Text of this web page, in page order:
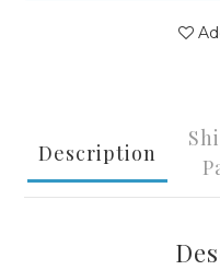
Description